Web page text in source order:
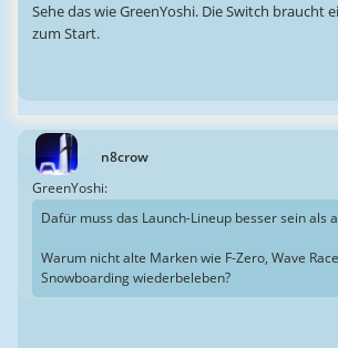
Sehe das wie GreenYoshi. Die Switch braucht
zum Start.
n8crow
GreenYoshi:
Dafür muss das Launch-Lineup besser sein als
Warum nicht alte Marken wie F-Zero, Wave
Snowboarding wiederbeleben?